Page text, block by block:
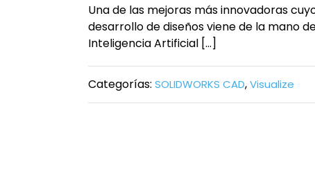
Una de las mejoras más innovadoras
desarrollo de diseños viene de la mano
Inteligencia Artificial […]
Categorías: SOLIDWORKS CAD,Visualize